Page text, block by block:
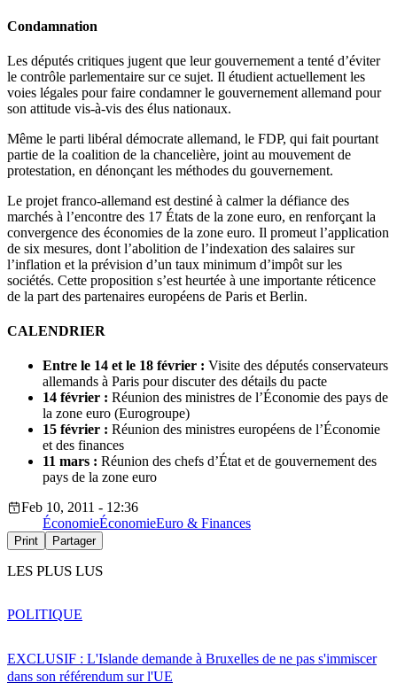
Condamnation
Les députés critiques jugent que leur gouvernement a tenté d’éviter
le contrôle parlementaire sur ce sujet. Il étudient actuellement les
voies légales pour faire condamner le gouvernement allemand pour
son attitude vis-à-vis des élus nationaux.
Même le parti libéral démocrate allemand, le FDP, qui fait pourtant
partie de la coalition de la chancelière, joint au mouvement de
protestation, en dénonçant les méthodes du gouvernement.
Le projet franco-allemand est destiné à calmer la défiance des
marchés à l’encontre des 17 États de la zone euro, en renforçant la
convergence des économies de la zone euro. Il promeut l’application
de six mesures, dont l’abolition de l’indexation des salaires sur
l’inflation et la prévision d’un taux minimum d’impôt sur les
sociétés. Cette proposition s’est heurtée à une importante réticence
de la part des partenaires européens de Paris et Berlin.
CALENDRIER
Entre le 14 et le 18 février : Visite des députés conservateurs
allemands à Paris pour discuter des détails du pacte
14 février : Réunion des ministres de l’Économie des pays de
la zone euro (Eurogroupe)
15 février : Réunion des ministres européens de l’Économie
et des finances
11 mars : Réunion des chefs d’État et de gouvernement des
pays de la zone euro
Feb 10, 2011 - 12:36
ÉconomieÉconomieEuro & Finances
Print Partager
LES PLUS LUS
EXCLUSIF : L'Islande demande à Bruxelles de ne pas s'immiscer
dans son référendum sur l'UE
POLITIQUE